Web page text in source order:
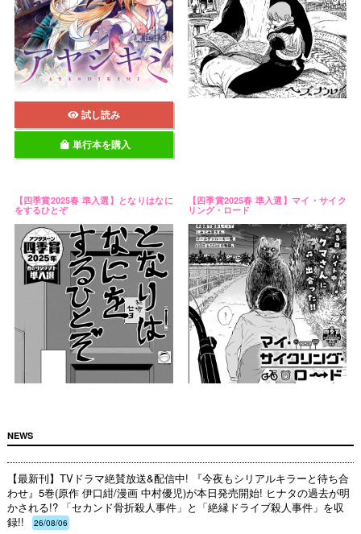
試し読み
単行本を購入
【四季賞2025春 準入選】となりはなに
をするひとぞ
【四季賞2025春 準入選】マイ・サイク
リング・ロード
NEWS
【最新刊】TVドラマ絶賛放送&配信中! 『今夜もシリアルキラーと待ち合
わせ』5巻(原作 伊口紺/漫画 中村優児)が本日発売開始! ヒナタの過去が明
かされる!? 「セカンド骨折殺人事件」と「絶縁ドライブ殺人事件」を収
録!!
26/08/06